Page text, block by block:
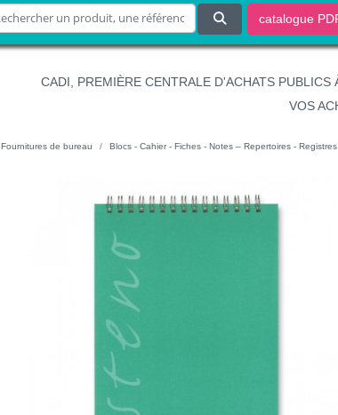
catalogue
CADI, PREMIÈRE CENTRALE D'ACHATS PUBLICS
VOS
Fournitures de bureau Blocs - Cahier - Fiches - Notes – Repertoires - Registres